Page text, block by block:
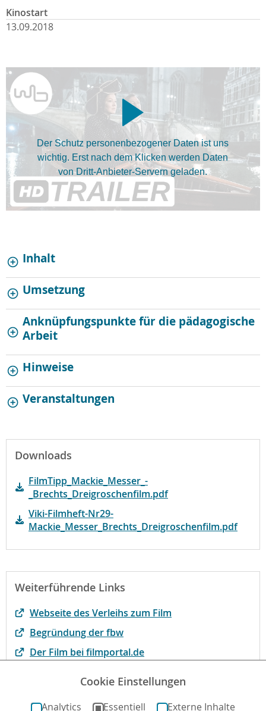
Kinostart
13.09.2018
Der Schutz personenbezogener Daten ist uns
wichtig. Erst nach dem Klicken werden Daten
von Dritt-Anbieter-Servern geladen.
Inhalt
Umsetzung
Anknüpfungspunkte für die pädagogische
Arbeit
Hinweise
Veranstaltungen
Downloads
FilmTipp_Mackie_Messer_-
_Brechts_Dreigroschenfilm.pdf
Viki-Filmheft-Nr29-
Mackie_Messer_Brechts_Dreigroschenfilm.pdf
Weiterführende Links
Webseite des Verleihs zum Film
Begründung der fbw
Der Film bei filmportal.de
DREIGROSCHENFILMCookie Einstellungen
Analytics Essentiell Externe Inhalte